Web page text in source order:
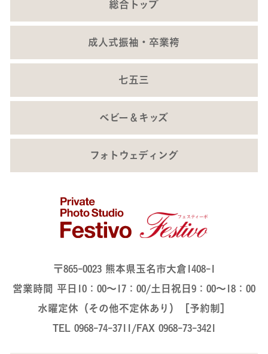
総合トップ
成人式振袖・卒業袴
七五三
ベビー＆キッズ
フォトウェディング
〒865-0023 熊本県玉名市大倉1408-1
営業時間 平日10：00～17：00/土日祝日9：00～18：00
水曜定休（その他不定休あり）［予約制］
TEL 0968-74-3711/FAX 0968-73-3421